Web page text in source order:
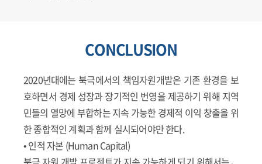
CONCLUSION
2020년대에는 북극에서의 책임자원개발은 기존 환경을 보
호하면서 경제 성장과 장기적인 번영을 제공하기 위해 지역
민들의 열망에 부합하는 지속 가능한 경제적 이익 창출을 위
한 종합적인 계획과 함께 실시되어야만 한다.
• 인적 자본 (Human Capital)